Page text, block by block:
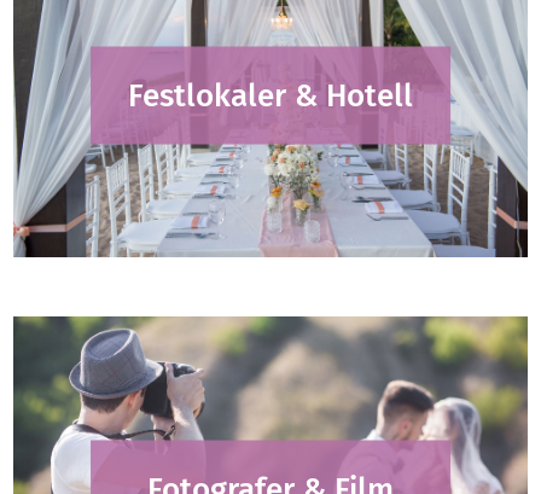
Festlokaler & Hotell